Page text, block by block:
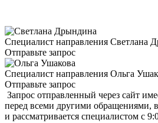
Специалист направления Светлана
Отправьте запрос
Специалист направления Ольга
Отправьте запрос
Запрос отправленный через сайт
перед всеми другими обращениями,
и рассматривается специалистом с